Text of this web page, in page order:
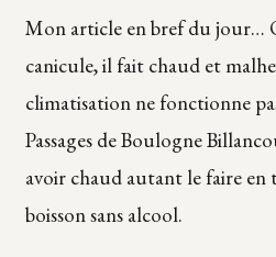
Mon article en bref du jour…
canicule, il fait chaud et
climatisation ne fonctionne
Passages de Boulogne
avoir chaud autant le faire en
boisson sans alcool.